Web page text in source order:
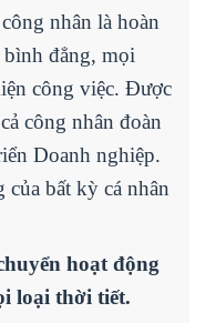
nhân là hoàn
đẳng, mọi
công việc. Được
công nhân đoàn
Doanh nghiệp.
bất kỳ cá nhân
hoạt động
loại thời tiết.